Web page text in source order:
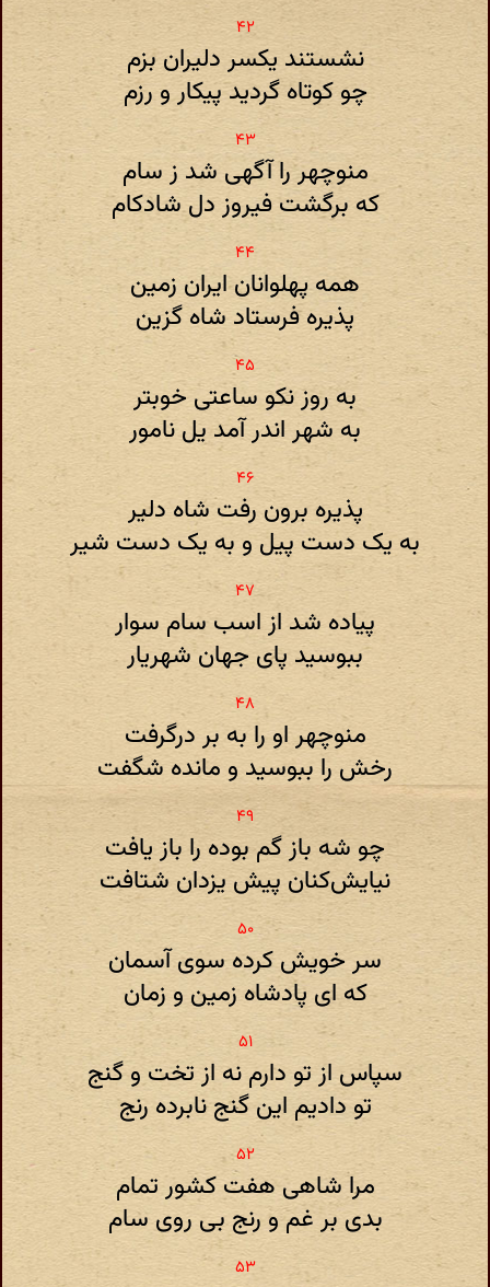
نشستند یکسر دلیران بزم
چو کوتاه گردید پیکار و رزم
منوچهر را آگهی شد ز سام
که برگشت فیروز دل شادکام
همه پهلوانان ایران زمین
پذیره فرستاد شاه گزین
به روز نکو ساعتی خوبتر
به شهر اندر آمد یل نامور
پذیره برون رفت شاه دلیر
به یک دست پیل و به یک دست شیر
پیاده شد از اسب سام سوار
ببوسید پای جهان شهریار
منوچهر او را به بر درگرفت
رخش را ببوسید و مانده شگفت
چو شه باز گم بوده را باز یافت
نیایش‌کنان پیش یزدان شتافت
سر خویش کرده سوی آسمان
که ای پادشاه زمین و زمان
سپاس از تو دارم نه از تخت و گنج
تو دادیم این گنج نابرده رنج
مرا شاهی هفت کشور تمام
بدی بر غم و رنج بی روی سام